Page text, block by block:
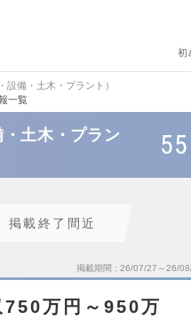
初
設備・土木・プラント）
一覧
土木・プラン
55
掲載終了間近
掲載期間 26/07/27～26/
750万円～950万